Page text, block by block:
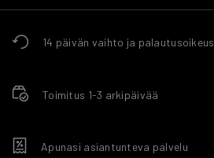
14 päivän vaihto ja palautusoikeus
Toimitus 1-3 arkipäivää
Apunasi asiantunteva palvelu